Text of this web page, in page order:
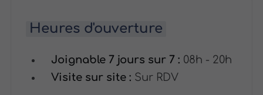
Heures d'ouverture
Joignable 7 jours sur 7 : 08h - 20h
Visite sur site : Sur RDV